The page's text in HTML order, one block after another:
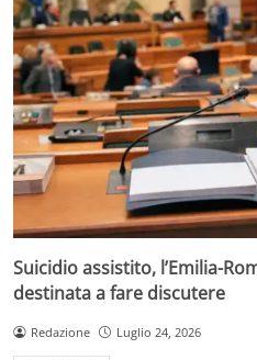
Suicidio assistito, l’Emilia-
destinata a fare discutere
Redazione Luglio 24, 2026